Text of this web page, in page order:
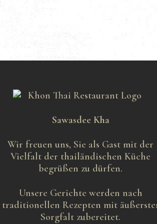
Sawasdee Kha
Wir freuen uns, Sie als Gast mit der
Vielfalt der thailändischen Küche
begrüßen zu dürfen.
Unsere Gerichte werden nach
traditionellen Rezepten mit
Sorgfalt zubereitet.